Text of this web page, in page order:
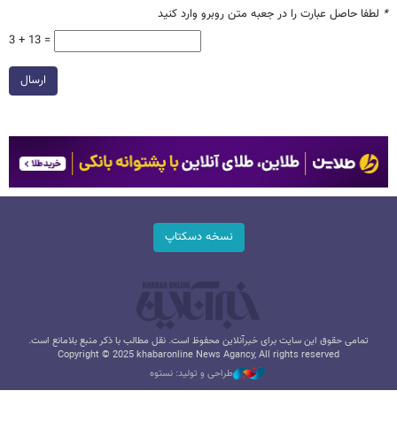
* لطفا حاصل عبارت را در جعبه متن روبرو وارد کنید
3 + 13 =
ارسال
نسخه دسکتاپ
تمامی حقوق این سایت برای خبرآنلاین محفوظ است. نقل مطالب با ذکر منبع بلامانع است.
Copyright © 2025 khabaronline News Agancy, All rights reserved
طراحی و تولید: نستوه